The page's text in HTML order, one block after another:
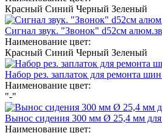
Красный Синий Черный Зеленый
Сигнал звук. "Звонок" d52см
Наименование цвет:
Красный Синий Черный Зеленый
Набор рез. заплаток для ремонта
Наименование цвет:
"-"
Вынос сидения 300 мм Ø 25,4 мм для
Наименование цвет: